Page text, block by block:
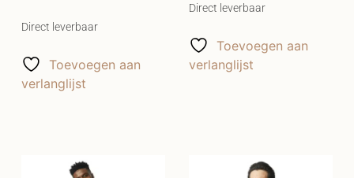
Direct leverbaar
Toevoegen aan
verlanglijst
Direct leverbaar
Toevoegen aan
verlanglijst